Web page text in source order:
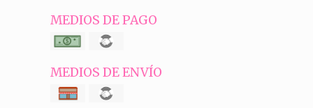
MEDIOS DE PAGO
MEDIOS DE ENVÍO